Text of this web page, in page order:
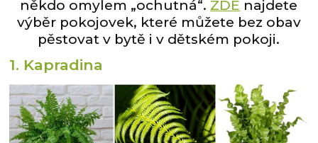
někdo omylem „ochutná“. ZDE najdete
výběr pokojovek, které můžete bez obav
pěstovat v bytě i v dětském pokoji.
1. Kapradina